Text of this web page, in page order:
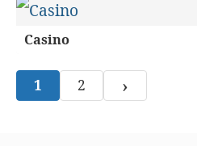
Casino
1 2 ›